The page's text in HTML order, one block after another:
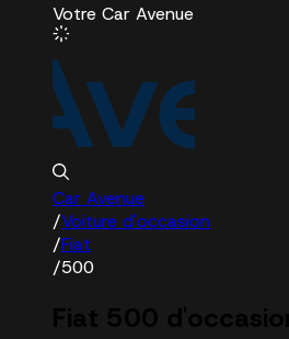
Votre Car Avenue
Car Avenue
/Voiture d'occasion
/Fiat
/500